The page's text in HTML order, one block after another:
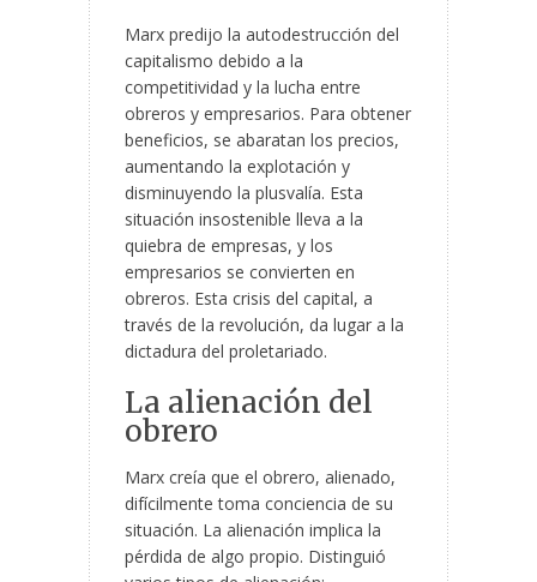
Marx predijo la autodestrucción del
capitalismo debido a la
competitividad y la lucha entre
obreros y empresarios. Para obtener
beneficios, se abaratan los precios,
aumentando la explotación y
disminuyendo la plusvalía. Esta
situación insostenible lleva a la
quiebra de empresas, y los
empresarios se convierten en
obreros. Esta crisis del capital, a
través de la revolución, da lugar a la
dictadura del proletariado.
La alienación del
obrero
Marx creía que el obrero, alienado,
difícilmente toma conciencia de su
situación. La alienación implica la
pérdida de algo propio. Distinguió